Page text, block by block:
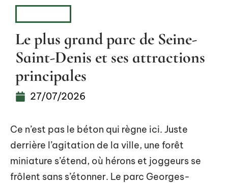
Le plus grand parc de Seine-
Saint-Denis et ses attractions
principales
27/07/2026
Ce n’est pas le béton qui règne ici. Juste
derrière l’agitation de la ville, une forêt
miniature s’étend, où hérons et joggeurs se
frôlent sans s’étonner. Le parc Georges-